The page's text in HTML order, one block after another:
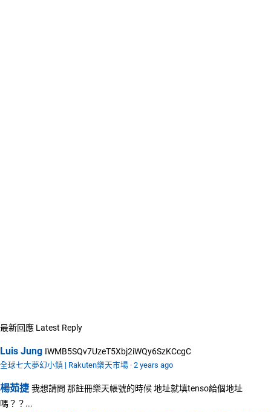
最新回應 Latest Reply
Luis Jung IWMB5SQv7UzeT5Xbj2iWQy6SzKCcgC
全球七大夢幻小鎮 | Rakuten樂天市場 · 2 years ago
楊茹捷 我想請問 那註冊樂天帳號的時候 地址就填tenso給個地址
嗎？？...